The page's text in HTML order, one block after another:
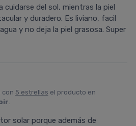
cuidarse del sol, mientras la piel
y duradero. Es liviano, facil
y no deja la piel grasosa. Super
con 5 estrellas el producto en
.
solar porque además de